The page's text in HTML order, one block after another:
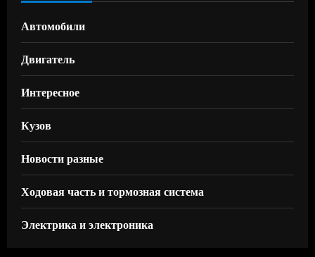
Автомобили
Двигатель
Интересное
Кузов
Новости разные
Ходовая часть и тормозная система
Электрика и электроника